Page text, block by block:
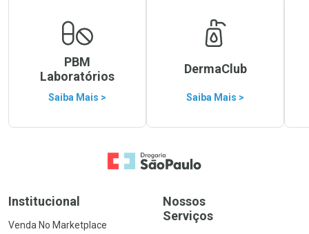
PBM
Laboratórios
Saiba Mais >
DermaClub
Saiba Mais >
Ir para a Home
Institucional
Venda No Marketplace
Nossos
Serviços